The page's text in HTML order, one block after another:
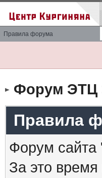
Правила форума
Форум ЭТЦ
Правила
Форум сайта
За это